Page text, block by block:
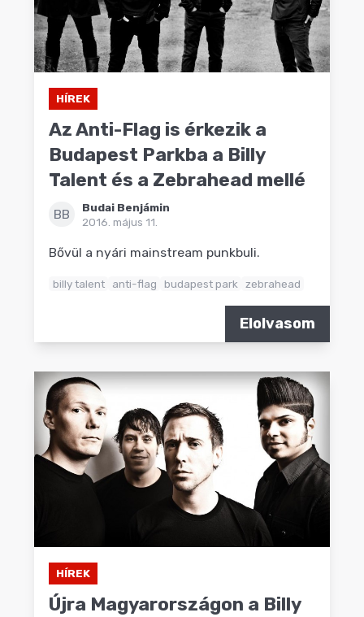
HÍREK
Az Anti-Flag is érkezik a
Budapest Parkba a Billy
Talent és a Zebrahead mellé
BB
Budai Benjámin
2016. május 11.
Bővül a nyári mainstream punkbuli.
billy talent anti-flag budapest park zebrahead
Elolvasom
HÍREK
Újra Magyarországon a Billy